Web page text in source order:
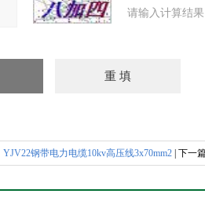
请输入计算结
YJV22钢带电力电缆10kv高压线3x70mm2 | 下一